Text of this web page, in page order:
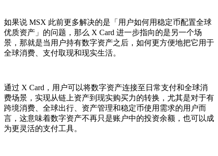
如果说 MSX 此前更多解决的是「用户如何用稳定币配置全球
优质资产」的问题，那么 X Card 进一步指向的是另一个场
景，那就是当用户持有数字资产之后，如何更方便地把它用于
全球消费、支付取现和现实生活。
通过 X Card，用户可以将数字资产连接至日常支付和全球消
费场景，实现从链上资产到现实购买力的转换，尤其是对于有
跨境消费、全球出行、资产管理和稳定币使用需求的用户而
言，这意味着数字资产不再只是账户中的投资余额，也可以成
为更灵活的支付工具。